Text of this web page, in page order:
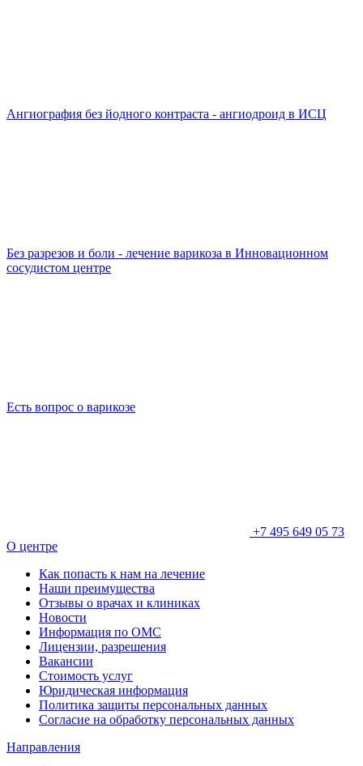
Ангиография без йодного контраста - ангиодроид в ИСЦ
Без разрезов и боли - лечение варикоза в Инновационном
сосудистом центре
Есть вопрос о варикозе
+7 495 649 05 73
О центре
Как попасть к нам на лечение
Наши преимущества
Отзывы о врачах и клиниках
Новости
Информация по ОМС
Лицензии, разрешения
Вакансии
Стоимость услуг
Юридическая информация
Политика защиты персональных данных
Согласие на обработку персональных данных
Направления